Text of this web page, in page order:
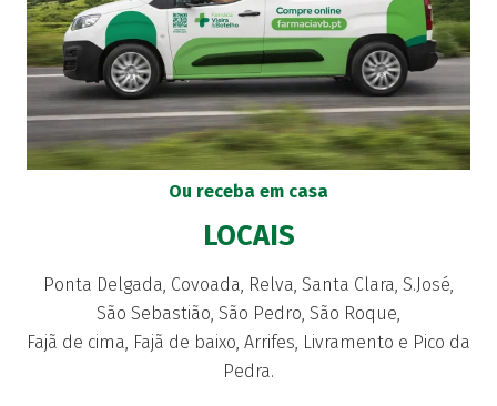
Ou receba em casa
LOCAIS
Ponta Delgada, Covoada, Relva, Santa Clara, S.José,
São Sebastião, São Pedro, São Roque,
Fajã de cima, Fajã de baixo, Arrifes, Livramento e Pico da
Pedra.